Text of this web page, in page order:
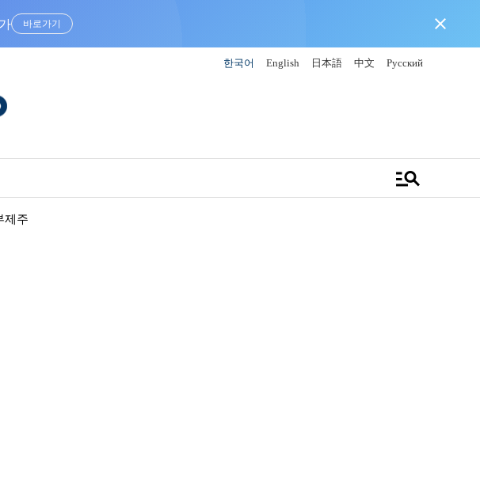
바로가기 close
한국어 English 日本語 中文 Русский
manage_search
제주